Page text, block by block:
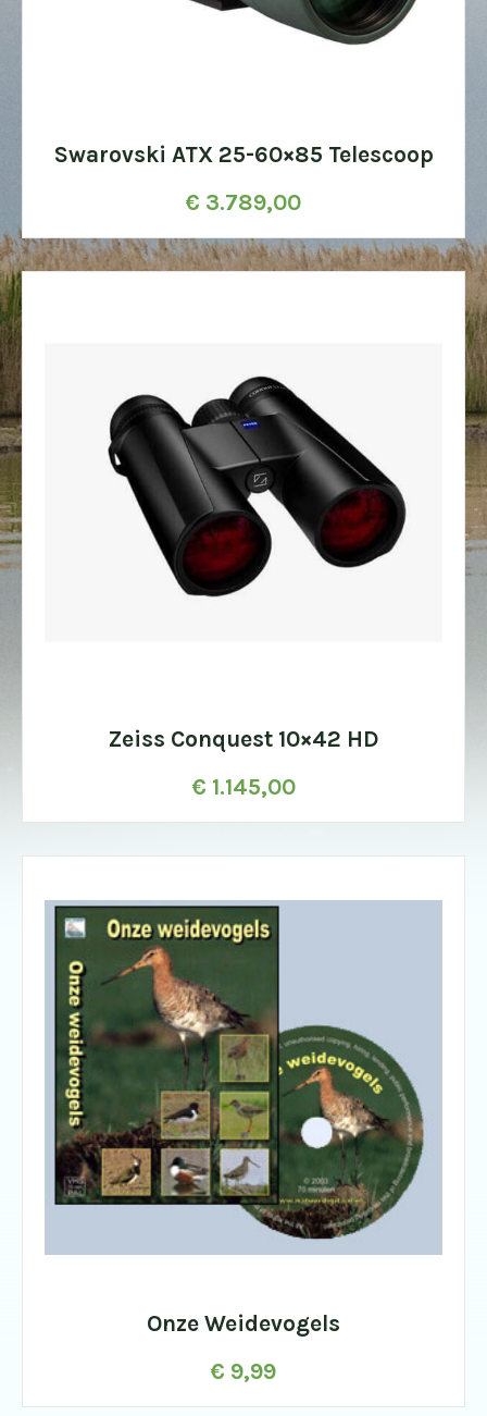
Swarovski ATX 25-60×85 Telescoop
€ 3.789,00
Zeiss Conquest 10×42 HD
€ 1.145,00
Onze Weidevogels
€ 9,99